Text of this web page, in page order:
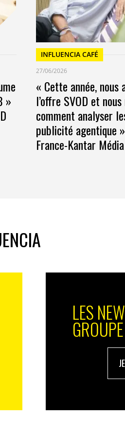
et
»
INFLUENCIA CAFÉ
27/06/2026
« Cette année, nous
l’offre SVOD et
comment analyser
publicité agentique
France-Kantar Média
LES